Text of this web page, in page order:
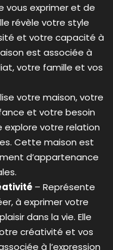
vous exprimer et de
révèle votre style
et votre capacité à
est associée à
votre famille et vos
votre maison, votre
et votre besoin
explore votre relation
Cette maison est
d’appartenance
– Représente
à exprimer votre
dans la vie. Elle
créativité et vos
à l’expression